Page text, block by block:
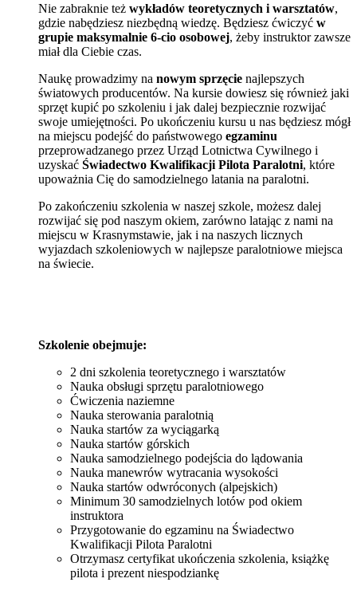
Nie zabraknie też wykładów teoretycznych i warsztatów,
gdzie nabędziesz niezbędną wiedzę. Będziesz ćwiczyć w
grupie maksymalnie 6-cio osobowej, żeby instruktor zawsze
miał dla Ciebie czas.
Naukę prowadzimy na nowym sprzęcie najlepszych
światowych producentów. Na kursie dowiesz się również jaki
sprzęt kupić po szkoleniu i jak dalej bezpiecznie rozwijać
swoje umiejętności. Po ukończeniu kursu u nas będziesz mógł
na miejscu podejść do państwowego egzaminu
przeprowadzanego przez Urząd Lotnictwa Cywilnego i
uzyskać Świadectwo Kwalifikacji Pilota Paralotni, które
upoważnia Cię do samodzielnego latania na paralotni.
Po zakończeniu szkolenia w naszej szkole, możesz dalej
rozwijać się pod naszym okiem, zarówno latając z nami na
miejscu w Krasnymstawie, jak i na naszych licznych
wyjazdach szkoleniowych w najlepsze paralotniowe miejsca
na świecie.
Szkolenie obejmuje:
2 dni szkolenia teoretycznego i warsztatów
Nauka obsługi sprzętu paralotniowego
Ćwiczenia naziemne
Nauka sterowania paralotnią
Nauka startów za wyciągarką
Nauka startów górskich
Nauka samodzielnego podejścia do lądowania
Nauka manewrów wytracania wysokości
Nauka startów odwróconych (alpejskich)
Minimum 30 samodzielnych lotów pod okiem
instruktora
Przygotowanie do egzaminu na Świadectwo
Kwalifikacji Pilota Paralotni
Otrzymasz certyfikat ukończenia szkolenia, książkę
pilota i prezent niespodziankę